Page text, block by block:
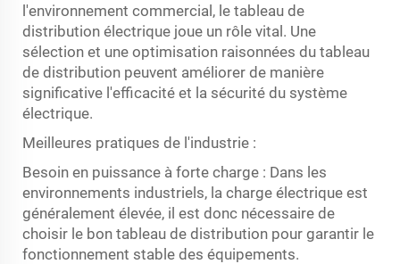
l'environnement commercial, le tableau de
distribution électrique joue un rôle vital. Une
sélection et une optimisation raisonnées du tableau
de distribution peuvent améliorer de manière
significative l'efficacité et la sécurité du système
électrique.
Meilleures pratiques de l'industrie :
Besoin en puissance à forte charge : Dans les
environnements industriels, la charge électrique est
généralement élevée, il est donc nécessaire de
choisir le bon tableau de distribution pour garantir le
fonctionnement stable des équipements.